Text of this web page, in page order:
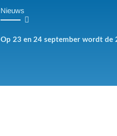
Nieuws
Op 23 en 24 september wordt de